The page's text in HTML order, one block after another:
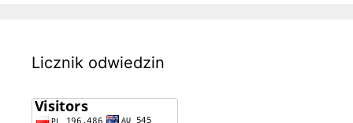
Licznik odwiedzin